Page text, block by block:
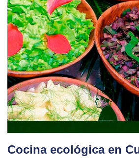
Cocina ecológica en